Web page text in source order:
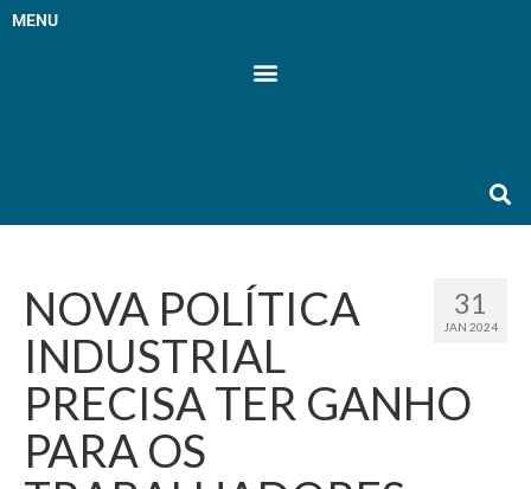
MENU
31
JAN 2024
NOVA POLÍTICA
INDUSTRIAL
PRECISA TER GANHO
PARA OS